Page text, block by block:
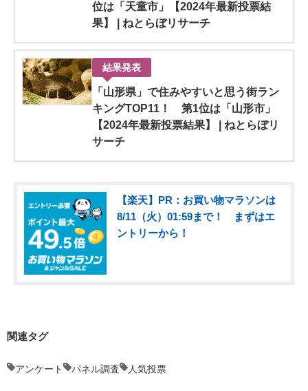
位は「天童市」【2024年最新投票結
果】 | ねとらぼリサーチ
結果発表
「山形県」で住みやすいと思う街ラン
キングTOP11！ 第1位は「山形市」
【2024年最新投票結果】 | ねとらぼリ
サーチ
【楽天】PR：お買い物マラソンは
8/11（火）01:59まで！ まずはエ
ントリーから！
関連タグ
アンケート パネル調査 人気投票